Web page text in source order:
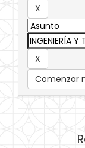
Comenzar